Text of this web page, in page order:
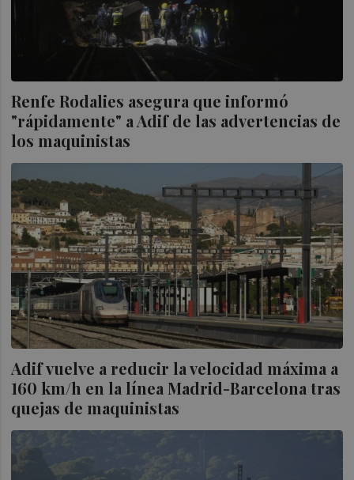
Renfe Rodalies asegura que informó
"rápidamente" a Adif de las advertencias de
los maquinistas
Adif vuelve a reducir la velocidad máxima a
160 km/h en la línea Madrid-Barcelona tras
quejas de maquinistas